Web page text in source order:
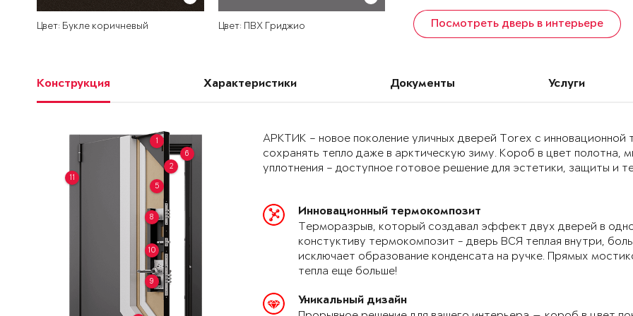
Цвет: Букле коричневый Цвет: ПВХ Гриджио Посмотреть дверь в интерьере
Конструкция Характеристики Документы Услуги
1
2
5
6
8
9
10
11
АРКТИК – новое поколение уличных дверей Torex с
сохранять тепло даже в арктическую зиму. Короб в цвет полотна,
уплотнения – доступное готовое решение для эстетики, защиты и
Инновационный термокомпозит
Терморазрыв, который создавал эффект двух дверей в
констуктиву термокомпозит - дверь ВСЯ теплая внутри,
исключает образование конденсата на ручке. Прямых
тепла еще больше!
Уникальный дизайн